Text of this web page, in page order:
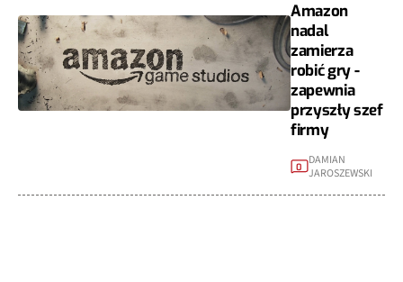
Amazon
nadal
zamierza
robić gry -
zapewnia
przyszły szef
firmy
0
DAMIAN
JAROSZEWSKI